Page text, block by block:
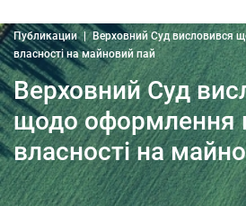
Публикации |
Верховний Суд висловився
власності на майновий пай
Верховний Суд
щодо оформлення
власності на